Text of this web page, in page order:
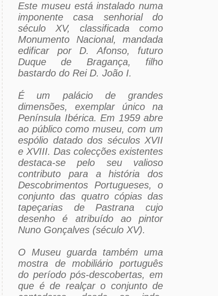
Este museu está instalado numa
imponente casa senhorial do
século XV, classificada como
Monumento Nacional, mandada
edificar por D. Afonso, futuro
Duque de Bragança, filho
bastardo do Rei D. João I.
É um palácio de grandes
dimensões, exemplar único na
Península Ibérica. Em 1959 abre
ao público como museu, com um
espólio datado dos séculos XVII
e XVIII. Das colecções existentes
destaca-se pelo seu valioso
contributo para a história dos
Descobrimentos Portugueses, o
conjunto das quatro cópias das
tapeçarias de Pastrana cujo
desenho é atribuído ao pintor
Nuno Gonçalves (século XV).
O Museu guarda também uma
mostra de mobiliário português
do período pós-descobertas, em
que é de realçar o conjunto de